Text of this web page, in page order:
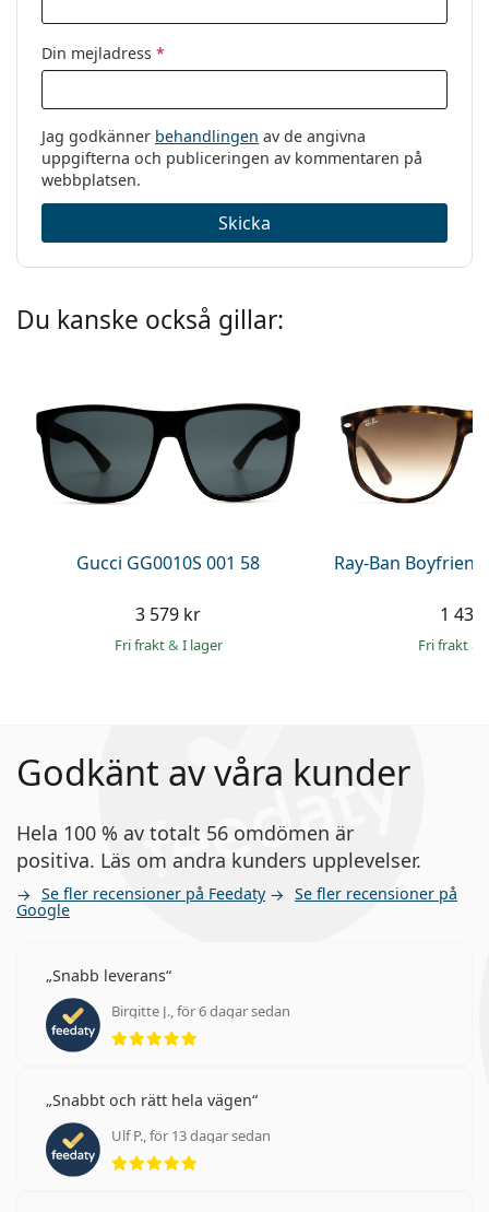
Din mejladress *
Jag godkänner behandlingen av de angivna
uppgifterna och publiceringen av kommentaren på
webbplatsen.
Skicka
Du kanske också gillar:
Gucci GG0010S 001 58
3 579 kr
Fri frakt& I lager
Ray-Ban
1
Fri frakt&
Godkänt av våra kunder
Hela 100 % av totalt 56 omdömen är
positiva. Läs om andra kunders upplevelser.
Se fler recensioner på Feedaty Se fler recensioner på
Google
Snabb leverans
Birgitte J., för 6 dagar sedan
Betyg 5 av 5
Snabbt och rätt hela vägen
Ulf P., för 13 dagar sedan
Betyg 5 av 5